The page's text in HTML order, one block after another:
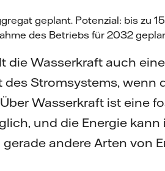
geplant. Potenzial: bis zu
des Betriebs für 2032
die Wasserkraft auch eine
Stromsystems, wenn
Wasserkraft ist eine
und die Energie kann
andere Arten von